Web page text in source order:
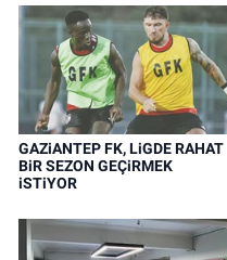
GAZiANTEP FK, LiGDE RAHAT
BiR SEZON GEÇiRMEK
iSTiYOR